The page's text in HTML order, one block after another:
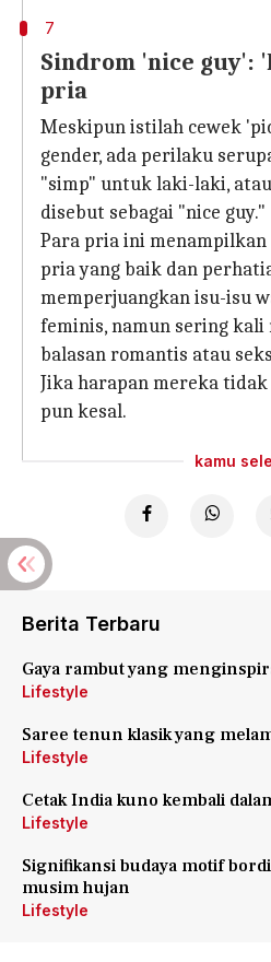
7
Sindrom 'nice guy':
pria
Meskipun istilah cewek
gender, ada perilaku
"simp" untuk laki-laki,
disebut sebagai "nice guy."
Para pria ini
pria yang baik dan
memperjuangkan isu-isu
feminis, namun sering kali
balasan romantis atau
Jika harapan mereka
pun kesal.
kamu
Berita Terbaru
Gaya rambut yang
Lifestyle
Saree tenun klasik yang
Lifestyle
Cetak India kuno kembali
Lifestyle
Signifikansi budaya motif
musim hujan
Lifestyle